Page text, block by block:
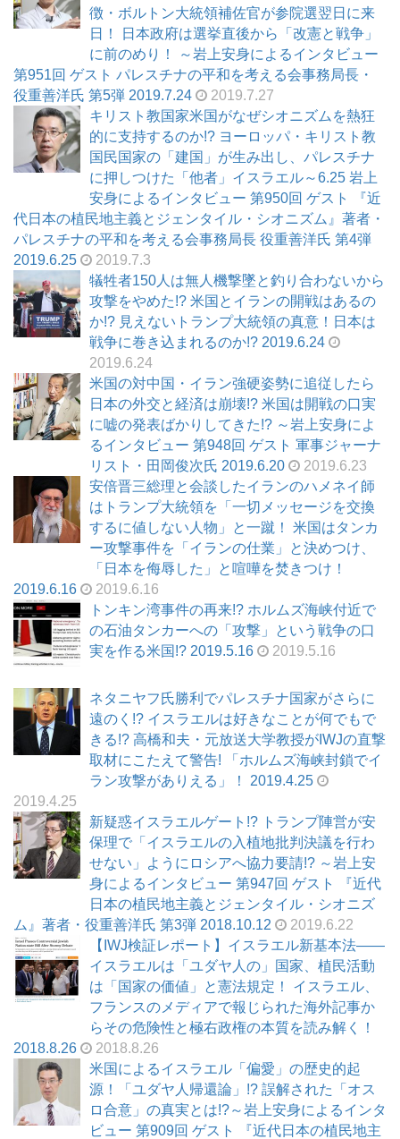
徴・ボルトン大統領補佐官が参院選翌日に来
日！ 日本政府は選挙直後から「改憲と戦争」
に前のめり！ ～岩上安身によるインタビュー
第951回 ゲスト パレスチナの平和を考える会事務局長・
役重善洋氏 第5弾 2019.7.24
2019.7.27
キリスト教国家米国がなぜシオニズムを熱狂
的に支持するのか!? ヨーロッパ・キリスト教
国民国家の「建国」が生み出し、パレスチナ
に押しつけた「他者」イスラエル～6.25 岩上
安身によるインタビュー 第950回 ゲスト 『近
代日本の植民地主義とジェンタイル・シオニズム』著者・
パレスチナの平和を考える会事務局長 役重善洋氏 第4弾
2019.6.25
2019.7.3
犠牲者150人は無人機撃墜と釣り合わないから
攻撃をやめた!? 米国とイランの開戦はあるの
か!? 見えないトランプ大統領の真意！日本は
戦争に巻き込まれるのか!? 2019.6.24
2019.6.24
米国の対中国・イラン強硬姿勢に追従したら
日本の外交と経済は崩壊!? 米国は開戦の口実
に嘘の発表ばかりしてきた!? ～岩上安身によ
るインタビュー 第948回 ゲスト 軍事ジャーナ
リスト・田岡俊次氏 2019.6.20
2019.6.23
安倍晋三総理と会談したイランのハメネイ師
はトランプ大統領を「一切メッセージを交換
するに値しない人物」と一蹴！ 米国はタンカ
ー攻撃事件を「イランの仕業」と決めつけ、
「日本を侮辱した」と喧嘩を焚きつけ！
2019.6.16
2019.6.16
トンキン湾事件の再来!? ホルムズ海峡付近で
の石油タンカーへの「攻撃」という戦争の口
実を作る米国!? 2019.5.16
2019.5.16
ネタニヤフ氏勝利でパレスチナ国家がさらに
遠のく!? イスラエルは好きなことが何でもで
きる!? 高橋和夫・元放送大学教授がIWJの直撃
取材にこたえて警告! 「ホルムズ海峡封鎖でイ
ラン攻撃がありえる」！ 2019.4.25
2019.4.25
新疑惑イスラエルゲート!? トランプ陣営が安
保理で「イスラエルの入植地批判決議を行わ
せない」ようにロシアへ協力要請!? ～岩上安
身によるインタビュー 第947回 ゲスト 『近代
日本の植民地主義とジェンタイル・シオニズ
ム』著者・役重善洋氏 第3弾 2018.10.12
2019.6.22
【IWJ検証レポート】イスラエル新基本法――
イスラエルは「ユダヤ人の」国家、植民活動
は「国家の価値」と憲法規定！ イスラエル、
フランスのメディアで報じられた海外記事か
らその危険性と極右政権の本質を読み解く！
2018.8.26
2018.8.26
米国によるイスラエル「偏愛」の歴史的起
源！「ユダヤ人帰還論」!? 誤解された「オス
ロ合意」の真実とは!?～岩上安身によるインタ
ビュー 第909回 ゲスト 『近代日本の植民地主